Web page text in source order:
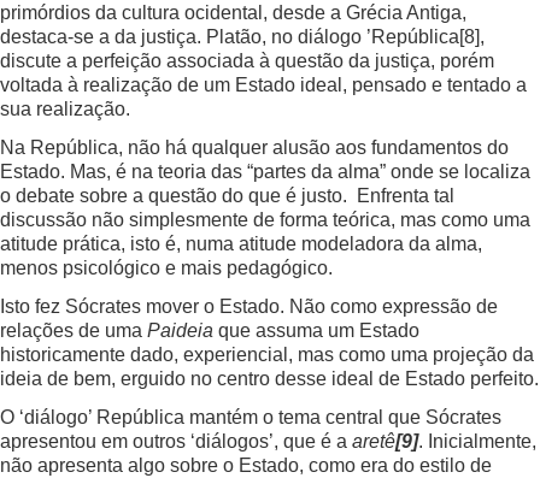
primórdios da cultura ocidental, desde a Grécia Antiga,
destaca-se a da justiça. Platão, no diálogo ’República[8],
discute a perfeição associada à questão da justiça, porém
voltada à realização de um Estado ideal, pensado e tentado a
sua realização.
Na República, não há qualquer alusão aos fundamentos do
Estado. Mas, é na teoria das “partes da alma” onde se localiza
o debate sobre a questão do que é justo. Enfrenta tal
discussão não simplesmente de forma teórica, mas como uma
atitude prática, isto é, numa atitude modeladora da alma,
menos psicológico e mais pedagógico.
Isto fez Sócrates mover o Estado. Não como expressão de
relações de uma Paideia que assuma um Estado
historicamente dado, experiencial, mas como uma projeção da
ideia de bem, erguido no centro desse ideal de Estado perfeito.
O ‘diálogo’ República mantém o tema central que Sócrates
apresentou em outros ‘diálogos’, que é a aretê[9]. Inicialmente,
não apresenta algo sobre o Estado, como era do estilo de